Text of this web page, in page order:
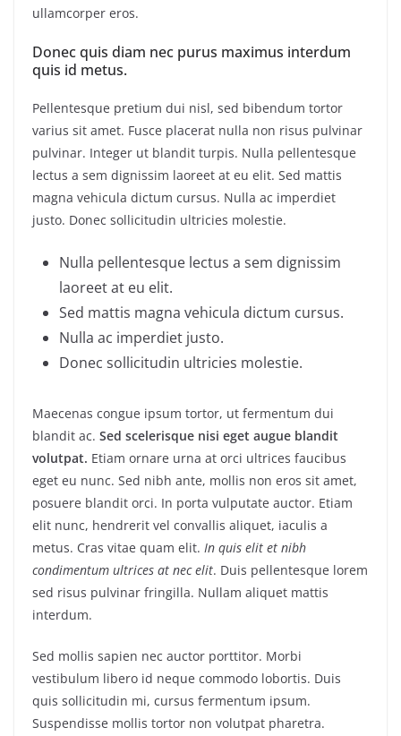
ullamcorper eros.
Donec quis diam nec purus maximus interdum
quis id metus.
Pellentesque pretium dui nisl, sed bibendum tortor
varius sit amet. Fusce placerat nulla non risus pulvinar
pulvinar. Integer ut blandit turpis. Nulla pellentesque
lectus a sem dignissim laoreet at eu elit. Sed mattis
magna vehicula dictum cursus. Nulla ac imperdiet
justo. Donec sollicitudin ultricies molestie.
Nulla pellentesque lectus a sem dignissim
laoreet at eu elit.
Sed mattis magna vehicula dictum cursus.
Nulla ac imperdiet justo.
Donec sollicitudin ultricies molestie.
Maecenas congue ipsum tortor, ut fermentum dui
blandit ac. Sed scelerisque nisi eget augue blandit
volutpat. Etiam ornare urna at orci ultrices faucibus
eget eu nunc. Sed nibh ante, mollis non eros sit amet,
posuere blandit orci. In porta vulputate auctor. Etiam
elit nunc, hendrerit vel convallis aliquet, iaculis a
metus. Cras vitae quam elit. In quis elit et nibh
condimentum ultrices at nec elit. Duis pellentesque lorem
sed risus pulvinar fringilla. Nullam aliquet mattis
interdum.
Sed mollis sapien nec auctor porttitor. Morbi
vestibulum libero id neque commodo lobortis. Duis
quis sollicitudin mi, cursus fermentum ipsum.
Suspendisse mollis tortor non volutpat pharetra.